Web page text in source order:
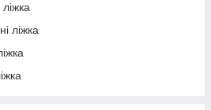
ліжка